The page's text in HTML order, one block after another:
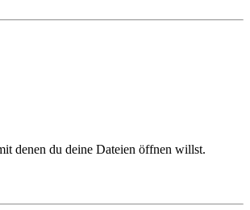
denen du deine Dateien öffnen willst.